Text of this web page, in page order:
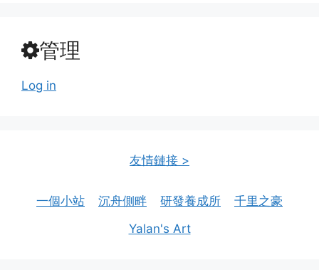
管理
Log in
友情鏈接 >
一個小站 沉舟側畔 研發養成所
千里之豪
Yalan's Art